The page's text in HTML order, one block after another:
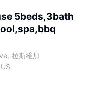
5beds,3bath
拉斯维加